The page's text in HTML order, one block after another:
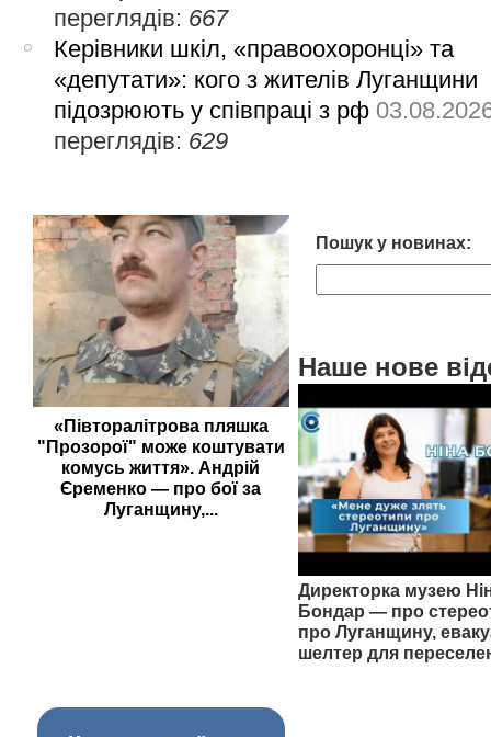
переглядів: 667
Керівники шкіл, «правоохоронці» та
«депутати»: кого з жителів Луганщини
підозрюють у співпраці з рф
переглядів: 629
«Півторалітрова пляшка
"Прозорої" може коштувати
комусь життя». Андрій
Єременко — про бої за
Луганщину,...
Пошук у новинах:
Наше нове
Директорка музею
Бондар — про
про Луганщину,
шелтер для